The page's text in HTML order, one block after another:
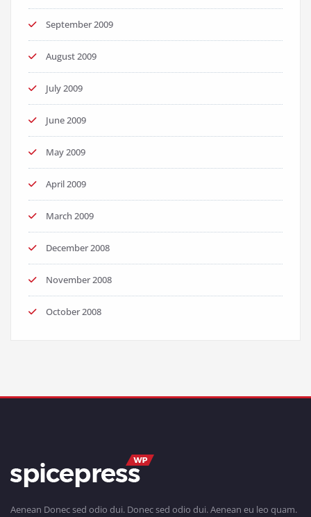
September 2009
August 2009
July 2009
June 2009
May 2009
April 2009
March 2009
December 2008
November 2008
October 2008
Aenean Donec sed odio dui. Donec sed odio dui. Aenean eu leo quam.